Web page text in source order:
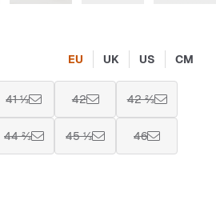
EU UK US CM
41 ⅓ 42 42 ⅔
44 ⅔ 45 ⅓ 46